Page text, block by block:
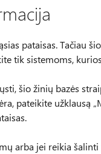
pataisas. Tačiau
tik sistemoms,
šio žinių bazės
pateikite
arba jei reikia